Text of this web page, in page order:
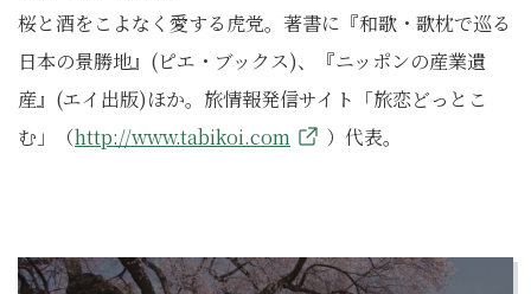
桜と酒をこよなく愛する虎党。著書に『和歌・歌枕で巡る
日本の景勝地』(ピエ・ブックス)、『ニッポンの産業遺
産』(エイ出版)ほか。旅情報発信サイト「旅恋どっとこ
む」（http://www.tabikoi.com ）代表。